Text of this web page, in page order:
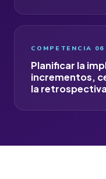
COMPETENCIA 06
Planificar la
incrementos,
la